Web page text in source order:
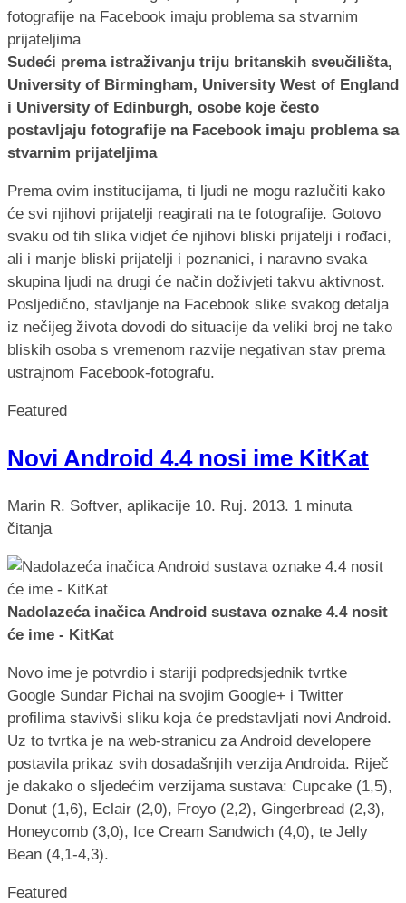
Sudeći prema istraživanju triju britanskih sveučilišta,
University of Birmingham, University West of England
i University of Edinburgh, osobe koje često
postavljaju fotografije na Facebook imaju problema sa
stvarnim prijateljima
Prema ovim institucijama, ti ljudi ne mogu razlučiti kako
će svi njihovi prijatelji reagirati na te fotografije. Gotovo
svaku od tih slika vidjet će njihovi bliski prijatelji i rođaci,
ali i manje bliski prijatelji i poznanici, i naravno svaka
skupina ljudi na drugi će način doživjeti takvu aktivnost.
Posljedično, stavljanje na Facebook slike svakog detalja
iz nečijeg života dovodi do situacije da veliki broj ne tako
bliskih osoba s vremenom razvije negativan stav prema
ustrajnom Facebook-fotografu.
Featured
Novi Android 4.4 nosi ime KitKat
Marin R. Softver, aplikacije 10. Ruj. 2013. 1 minuta
čitanja
Nadolazeća inačica Android sustava oznake 4.4 nosit
će ime - KitKat
Novo ime je potvrdio i stariji podpredsjednik tvrtke
Google Sundar Pichai na svojim Google+ i Twitter
profilima stavivši sliku koja će predstavljati novi Android.
Uz to tvrtka je na web-stranicu za Android developere
postavila prikaz svih dosadašnjih verzija Androida. Riječ
je dakako o sljedećim verzijama sustava: Cupcake (1,5),
Donut (1,6), Eclair (2,0), Froyo (2,2), Gingerbread (2,3),
Honeycomb (3,0), Ice Cream Sandwich (4,0), te Jelly
Bean (4,1-4,3).
Featured